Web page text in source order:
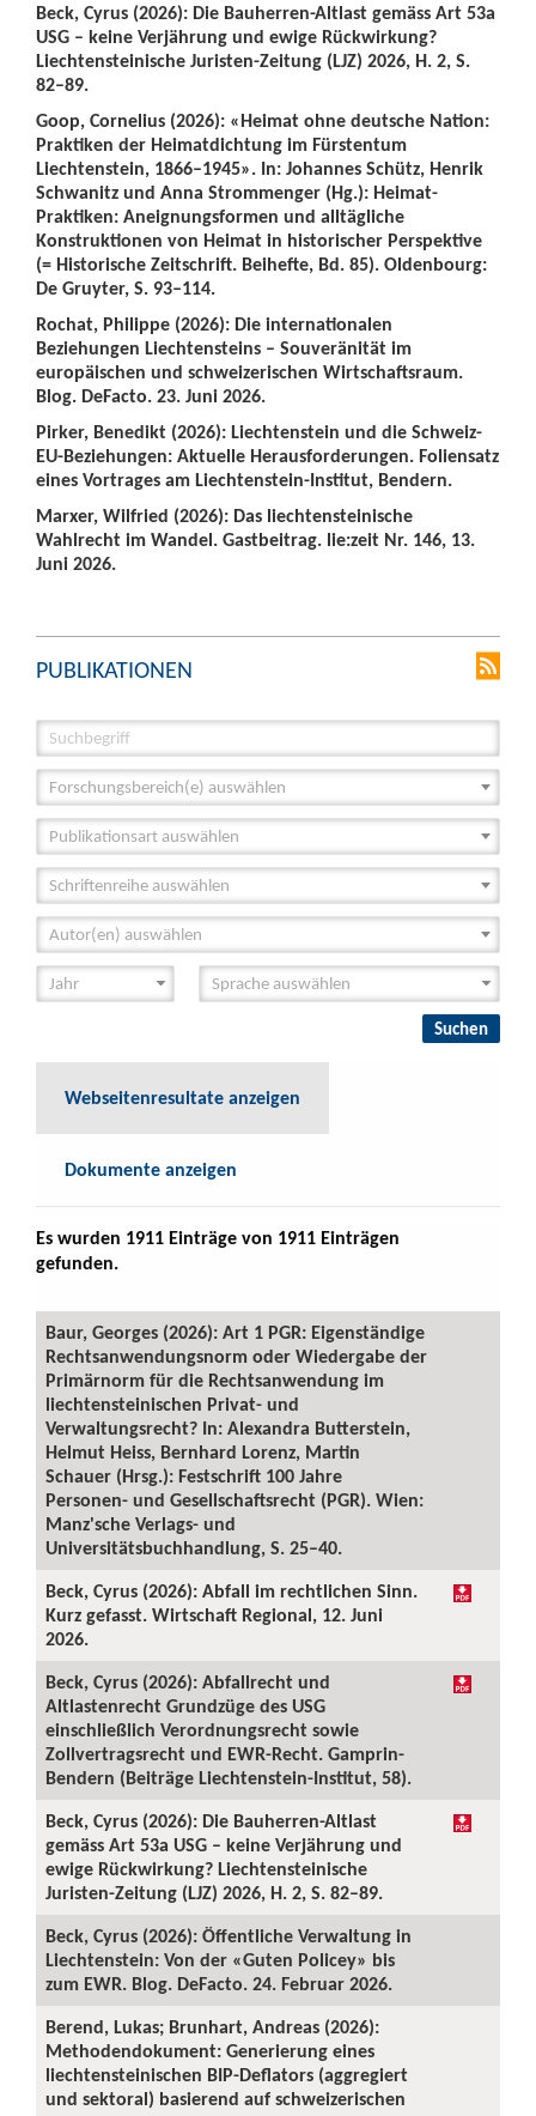
Beck, Cyrus (2026): Die Bauherren-Altlast gemäss Art 53a
USG – keine Verjährung und ewige Rückwirkung?
Liechtensteinische Juristen-Zeitung (LJZ) 2026, H. 2, S.
82–89.
Goop, Cornelius (2026): «Heimat ohne deutsche Nation:
Praktiken der Heimatdichtung im Fürstentum
Liechtenstein, 1866–1945». In: Johannes Schütz, Henrik
Schwanitz und Anna Strommenger (Hg.): Heimat-
Praktiken: Aneignungsformen und alltägliche
Konstruktionen von Heimat in historischer Perspektive
(= Historische Zeitschrift. Beihefte, Bd. 85). Oldenbourg:
De Gruyter, S. 93–114.
Rochat, Philippe (2026): Die internationalen
Beziehungen Liechtensteins – Souveränität im
europäischen und schweizerischen Wirtschaftsraum.
Blog. DeFacto. 23. Juni 2026.
Pirker, Benedikt (2026): Liechtenstein und die Schweiz-
EU-Beziehungen: Aktuelle Herausforderungen. Foliensatz
eines Vortrages am Liechtenstein-Institut, Bendern.
Marxer, Wilfried (2026): Das liechtensteinische
Wahlrecht im Wandel. Gastbeitrag. lie:zeit Nr. 146, 13.
Juni 2026.
PUBLIKATIONEN
Forschungsbereich(e) auswählen
Publikationsart auswählen
Schriftenreihe auswählen
Autor(en) auswählen
Webseitenresultate anzeigen
Dokumente anzeigen
Es wurden 1911 Einträge von 1911 Einträgen
gefunden.
Baur, Georges (2026): Art 1 PGR: Eigenständige
Rechtsanwendungsnorm oder Wiedergabe der
Primärnorm für die Rechtsanwendung im
liechtensteinischen Privat- und
Verwaltungsrecht? In: Alexandra Butterstein,
Helmut Heiss, Bernhard Lorenz, Martin
Schauer (Hrsg.): Festschrift 100 Jahre
Personen- und Gesellschaftsrecht (PGR). Wien:
Manz'sche Verlags- und
Universitätsbuchhandlung, S. 25–40.
Beck, Cyrus (2026): Abfall im rechtlichen Sinn.
Kurz gefasst. Wirtschaft Regional, 12. Juni
2026.
Beck, Cyrus (2026): Abfallrecht und
Altlastenrecht Grundzüge des USG
einschließlich Verordnungsrecht sowie
Zollvertragsrecht und EWR-Recht. Gamprin-
Bendern (Beiträge Liechtenstein-Institut, 58).
Beck, Cyrus (2026): Die Bauherren-Altlast
gemäss Art 53a USG – keine Verjährung und
ewige Rückwirkung? Liechtensteinische
Juristen-Zeitung (LJZ) 2026, H. 2, S. 82–89.
Beck, Cyrus (2026): Öffentliche Verwaltung in
Liechtenstein: Von der «Guten Policey» bis
zum EWR. Blog. DeFacto. 24. Februar 2026.
Berend, Lukas; Brunhart, Andreas (2026):
Methodendokument: Generierung eines
liechtensteinischen BIP-Deflators (aggregiert
und sektoral) basierend auf schweizerischen